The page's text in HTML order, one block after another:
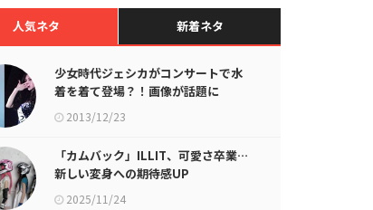
人気ネタ 新着ネタ
少女時代ジェシカがコンサートで水
着を着て登場？！画像が話題に
2013/12/23
「カムバック」ILLIT、可愛さ卒業…
新しい変身への期待感UP
2025/11/24